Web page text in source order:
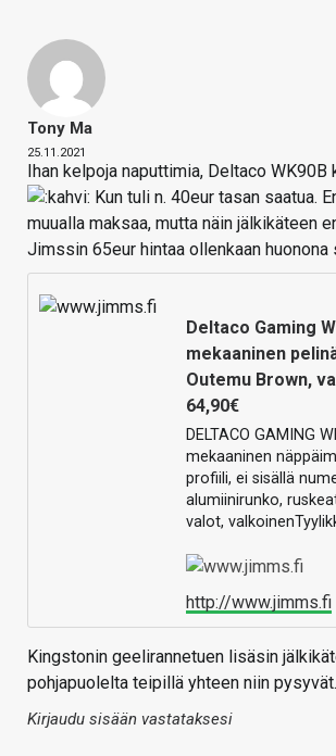
Tony Ma
25.11.2021
Ihan kelpoja naputtimia, Deltaco WK90B
Kun tuli n. 40eur tasan saatua.
muualla maksaa, mutta näin jälkikäteen
Jimssin 65eur hintaa ollenkaan huonona
Deltaco Gaming
mekaaninen
Outemu Brown,
64,90€
DELTACO GAMING
mekaaninen
profiili, ei sisällä
alumiinirunko,
valot,
http://www.jimms.fi
Kingstonin geelirannetuen lisäsin
pohjapuolelta teipillä yhteen niin pysyvät.
Kirjaudu sisään vastataksesi